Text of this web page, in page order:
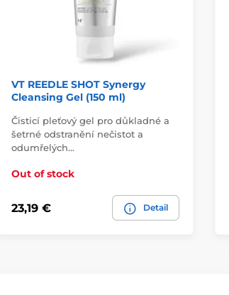
VT REEDLE SHOT Synergy
Cleansing Gel (150 ml)
Čisticí pleťový gel pro důkladné a
šetrné odstranění nečistot a
odumřelých…
Out of stock
23,19 € Detail